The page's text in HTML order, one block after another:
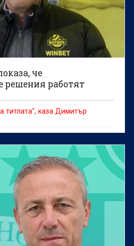
че
решения работят
титлата", каза Димитър